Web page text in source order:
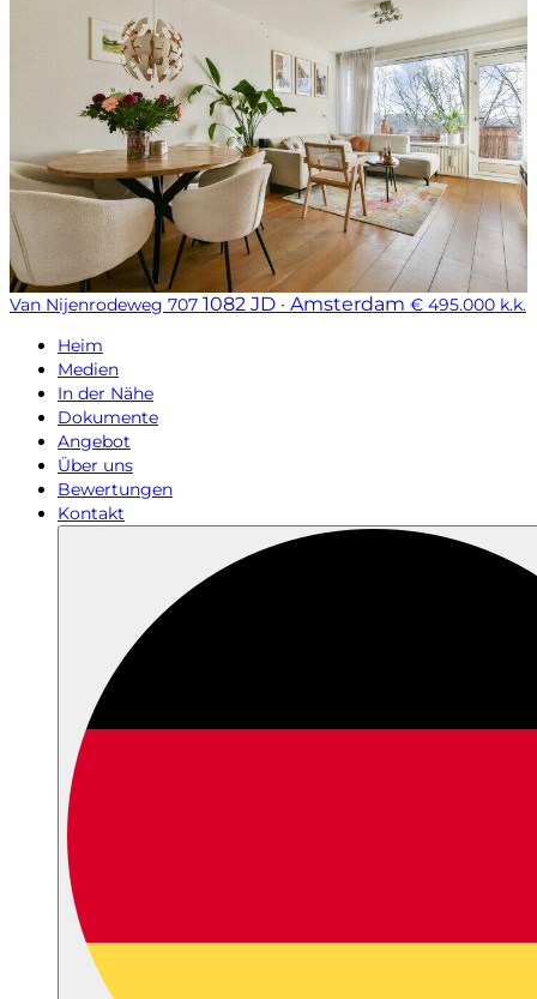
Van Nijenrodeweg 707 1082 JD · Amsterdam € 495.000 k.k.
Heim
Medien
In der Nähe
Dokumente
Angebot
Über uns
Bewertungen
Kontakt